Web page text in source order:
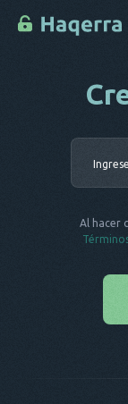
Accede A Los
Lista De
Al hacer